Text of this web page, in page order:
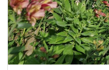
strategica per i
centro della nota
raggiungere
pubblici. Per
caratteristica e